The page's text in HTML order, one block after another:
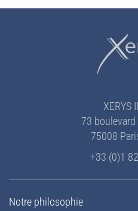
XERYS
73
75008
+33 (0)1
Notre philosophie